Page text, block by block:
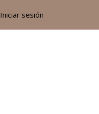
Iniciar sesión